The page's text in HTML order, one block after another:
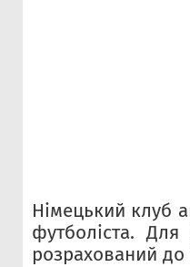
Німецький клуб
футболіста.
розрахований до